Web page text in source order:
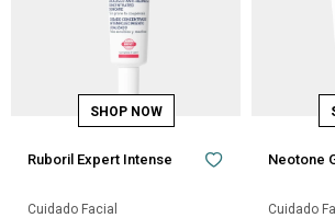
Ruboril Expert Intense
Cuidado Facial
Neotone
Cuidado